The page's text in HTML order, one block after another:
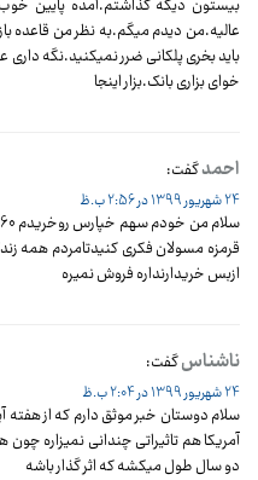
بیستون دیگه گذاشتم.آمده پایین
عالیه.من دیدم میگم.به نظر من قاعده
باید بخری پلکانی ضرر نمیکنید.نگه
خوای بزاری بانک.بزار اینجا
احمدگفت:
24 شهریور 1399 در 2:56 ب.ظ
قرمزه مسولان فکری کنیدتامردم همه
ازبس خریدارنداره فروش نمیره
ناشناسگفت:
24 شهریور 1399 در 2:04 ب.ظ
سلام دوستان خبر موثق دارم که از هفته
آمریکا هم تاثیراتی چندانی نمیزاره
دو سال طول میکشه که اثر گذار باشه